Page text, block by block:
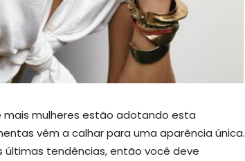
mais mulheres estão adotando esta
vêm a calhar para uma aparência única.
tendências, então você deve